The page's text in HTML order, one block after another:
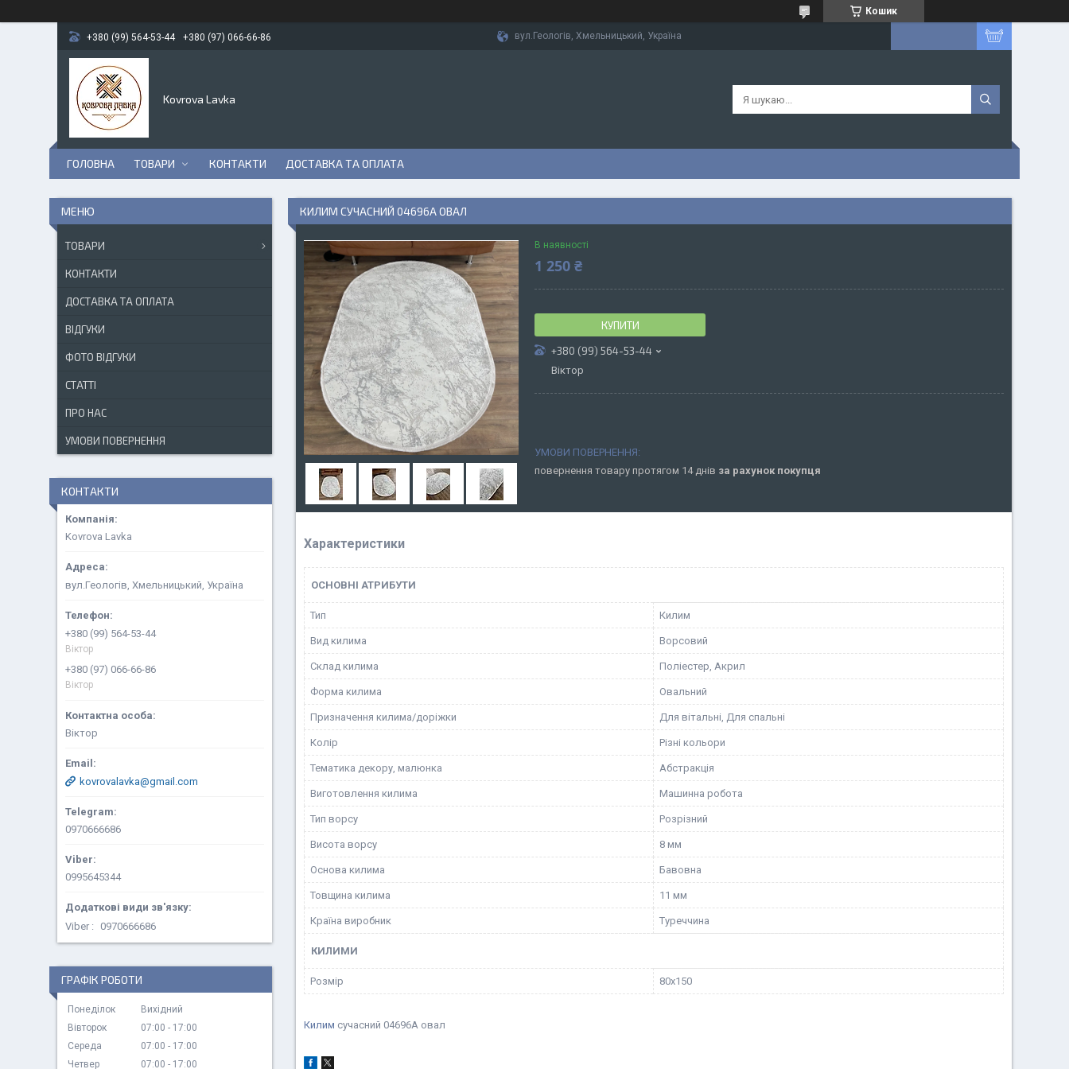
Кошик
+380 (99) 564-53-44 +380 (97) 066-66-86 вул.Геологів, Хмельницький, Україна
Kovrova Lavka
ГОЛОВНА ТОВАРИ КОНТАКТИ ДОСТАВКА ТА ОПЛАТА
КИЛИМ СУЧАСНИЙ 04696А ОВАЛ
В наявності
1 250 ₴
КУПИТИ
+380 (99) 564-53-44
Віктор
повернення товару протягом 14 днів за рахунок покупця
Характеристики
ОСНОВНІ АТРИБУТИ
Тип Килим
Вид килима Ворсовий
Склад килима Поліестер, Акрил
Форма килима Овальний
Призначення килима/доріжки Для вітальні, Для спальні
Колір Різні кольори
Тематика декору, малюнка Абстракція
Виготовлення килима Машинна робота
Тип ворсу Розрізний
Висота ворсу 8 мм
Основа килима Бавовна
Товщина килима 11 мм
Країна виробник Туреччина
КИЛИМИ
Розмір 80х150
Килим сучасний 04696А овал
ТОВАРИ
КОНТАКТИ
ДОСТАВКА ТА ОПЛАТА
ВІДГУКИ
ФОТО ВІДГУКИ
СТАТТІ
ПРО НАС
УМОВИ ПОВЕРНЕННЯ
КОНТАКТИ
Kovrova Lavka
вул.Геологів, Хмельницький, Україна
+380 (99) 564-53-44
Віктор
+380 (97) 066-66-86
Віктор
Віктор
kovrovalavka@gmail.com
0970666686
0995645344
Viber 0970666686
ГРАФІК РОБОТИ
Понеділок
Вихідний
Вівторок
07:00
17:00
Середа
07:00
17:00
Четвер
07:00 17:00